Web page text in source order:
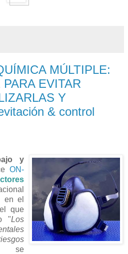
MÚLTIPLE:
EVITAR
Y
& control
y
ON-
en el
que
"Los
se